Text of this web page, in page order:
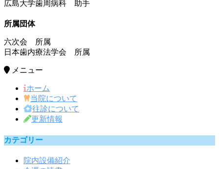
広島大学歯周病科 助手
所属団体
六次会 所属
日本歯内療法学会 所属
メニュー
ホーム
当院について
往診について
更新情報
カテゴリー
院内設備紹介